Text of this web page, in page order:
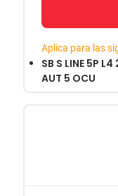
Aplica para las
SB S LINE 5P
AUT 5 OCU